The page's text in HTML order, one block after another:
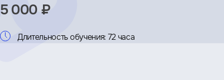
5 000 ₽
Длительность обучения: 72 часа